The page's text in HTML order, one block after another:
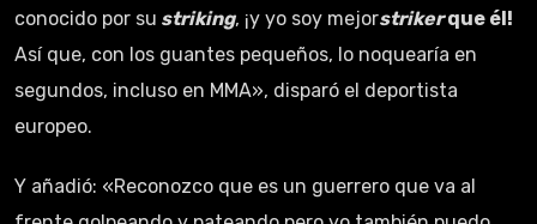
conocido por su striking, ¡y yo soy mejorstrikerque él!
Así que, con los guantes pequeños, lo noquearía en
segundos, incluso en MMA», disparó el deportista
europeo.
Y añadió: «Reconozco que es un guerrero que va al